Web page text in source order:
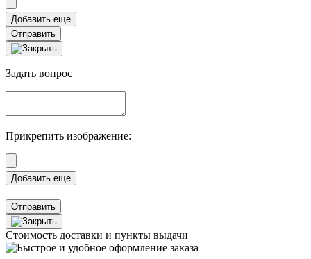
Отправить
Задать вопрос
Прикрепить изображение:
Отправить
Стоимость доставки и пункты выдачи